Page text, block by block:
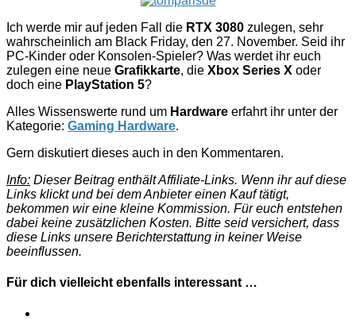
Ich werde mir auf jeden Fall die RTX 3080 zulegen, sehr
wahrscheinlich am Black Friday, den 27. November. Seid ihr
PC-Kinder oder Konsolen-Spieler? Was werdet ihr euch
zulegen eine neue Grafikkarte, die Xbox Series X oder
doch eine PlayStation 5?
Alles Wissenswerte rund um Hardware erfahrt ihr unter der
Kategorie: Gaming Hardware.
Gern diskutiert dieses auch in den Kommentaren.
Info: Dieser Beitrag enthält Affiliate-Links. Wenn ihr auf diese
Links klickt und bei dem Anbieter einen Kauf tätigt,
bekommen wir eine kleine Kommission. Für euch entstehen
dabei keine zusätzlichen Kosten. Bitte seid versichert, dass
diese Links unsere Berichterstattung in keiner Weise
beeinflussen.
Für dich vielleicht ebenfalls interessant …